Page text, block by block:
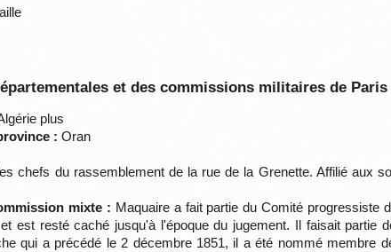
et des commissions militaires de Paris
plus
: Oran
chefs du rassemblement de la rue de la Grenette. Affilié aux
mixte : Maquaire a fait partie du Comité progressiste
est resté caché jusqu'à l'époque du jugement. Il faisait partie
qui a précédé le 2 décembre 1851, il a été nommé membre